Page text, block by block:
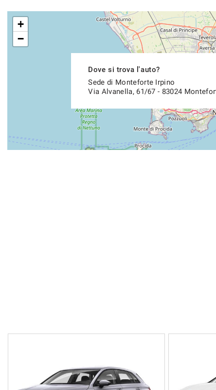
Dove si trova l'auto?
Sede di Monteforte Irpino
Via Alvanella, 61/67 - 83024
+
−